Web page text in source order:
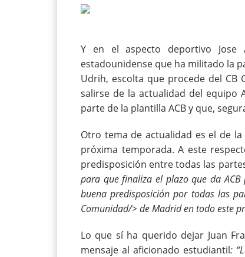
Y en el aspecto deportivo Jose
estadounidense que ha militado la
Udrih, escolta que procede del CB
salirse de la actualidad del equipo
parte de la plantilla ACB y que,
Otro tema de actualidad es el de
próxima temporada. A este
predisposición entre todas las
para que finaliza el plazo que da
buena predisposición por todas las
Comunidad/> de Madrid en todo este
Lo que sí ha querido dejar Juan
mensaje al aficionado estudiantil: